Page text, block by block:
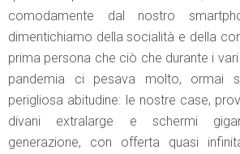
comodamente dal nostro
dimentichiamo della socialità e della
prima persona che ciò che durante i
pandemia ci pesava molto, ormai
perigliosa abitudine: le nostre case,
divani extralarge e schermi
generazione, con offerta quasi